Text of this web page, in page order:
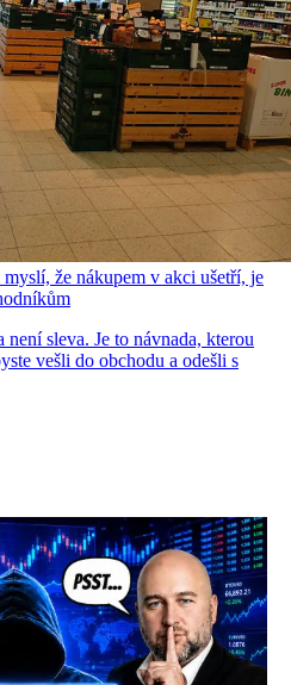
že nákupem v akci ušetří, je
sleva. Je to návnada, kterou
vešli do obchodu a odešli s